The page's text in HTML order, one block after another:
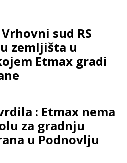
Vrhovni sud RS
zemljišta u
Etmax gradi
: Etmax nema
za gradnju
u Podnovlju